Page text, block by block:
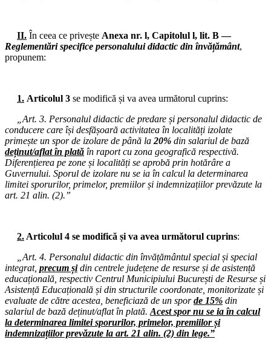
03.06.2025
Consiliul de administrație al I.S.J. Hunedoara
Consiliul de administrație al I.S.J. Hunedoara
22.05.2025
Consiliul de administrație al I.S.J. Hunedoara
19.05.2025
Consiliul de administrație al I.S.J. Hunedoara
12.05.2025
Consiliul de administrație al I.S.J. Hunedoara
05.05.2025
Consiliul de administrație al I.S.J. Hunedoara
28.04.2025
Consiliul de administrație al I.S.J. Hunedoara
16.04.2025
II. În ceea ce privește Anexa nr. l, Capitolul l, lit. B —
Reglementări specifice personalului didactic din învățământ,
propunem:
1. Articolul 3 se modifică și va avea următorul cuprins:
„Art. 3. Personalul didactic de predare și personalul didactic de
conducere care își desfășoară activitatea în localități izolate
primește un spor de izolare de până la 20% din salariul de bază
deținut/aflat în plată în raport cu zona geografică respectivă.
Diferențierea pe zone și localități se aprobă prin hotărâre a
Guvernului. Sporul de izolare nu se ia în calcul la determinarea
limitei sporurilor, primelor, premiilor și indemnizațiilor prevăzute la
art. 21 alin. (2).”
2. Articolul 4 se modifică și va avea următorul cuprins:
„Art. 4. Personalul didactic din învățământul special și special
integrat, precum șidin centrele județene de resurse și de asistență
educațională, respectiv Centrul Municipiului București de Resurse și
Asistență Educațională și din structurile coordonate, monitorizate și
evaluate de către acestea, beneficiază de un sporde 15% din
salariul de bază deținut/aflat în plată. Acest spor nu se ia în calcul
la determinarea limitei sporurilor, primelor, premiilor și
indemnizațiilor prevăzute la art. 21 alin. (2) din lege.”